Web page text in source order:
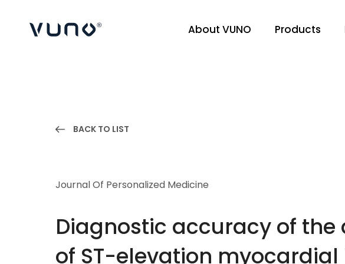
(주) 뷰노 About VUNO Products
BACK TO LIST
Journal Of Personalized Medicine
Diagnostic accuracy of
of ST-elevation